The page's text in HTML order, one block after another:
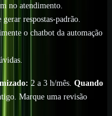
no atendimento.
respostas-padrão.
o chatbot da automação
2 a 3 h/mês. Quando
Marque uma revisão